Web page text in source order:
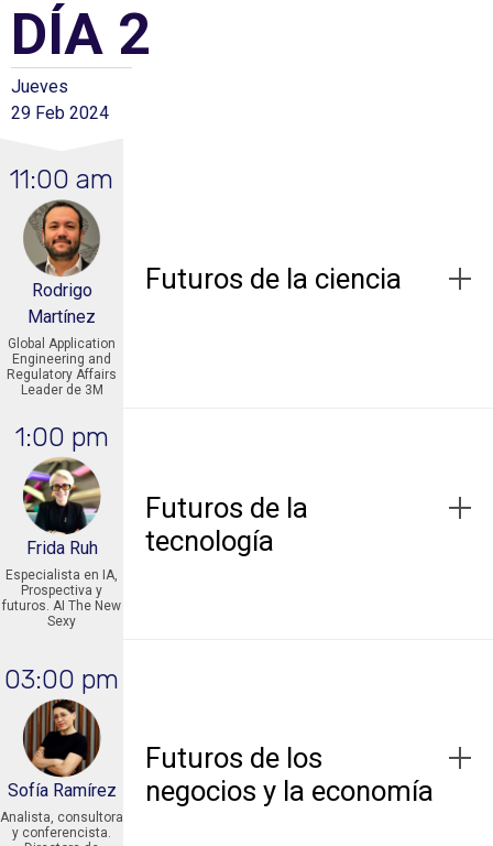
DÍA 2
Jueves
29 Feb 2024
11:00 am
Rodrigo
Martínez
Global Application
Engineering and
Regulatory Affairs
Leader de 3M
Futuros de la ciencia
1:00 pm
Frida Ruh
Especialista en IA,
Prospectiva y
futuros. AI The New
Sexy
Futuros de la
tecnología
03:00 pm
Sofía Ramírez
Analista, consultora
y conferencista.
Futuros de los
negocios y la economía